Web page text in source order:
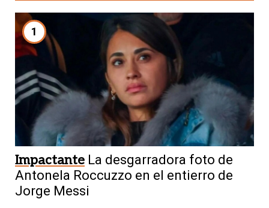
1
Impactante La desgarradora foto de
Antonela Roccuzzo en el entierro de
Jorge Messi